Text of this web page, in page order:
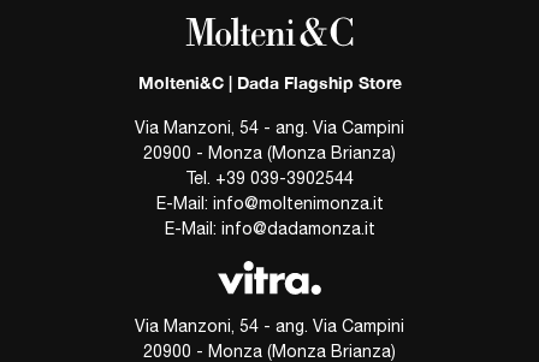
Molteni&C | Dada Flagship Store
Via Manzoni, 54 - ang. Via Campini
20900 - Monza (Monza Brianza)
Tel. +39 039-3902544
E-Mail: info@moltenimonza.it
E-Mail: info@dadamonza.it
Via Manzoni, 54 - ang. Via Campini
20900 - Monza (Monza Brianza)